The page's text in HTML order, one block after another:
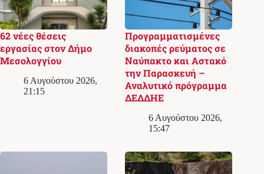
62 νέες θέσεις
εργασίας στον Δήμο
Μεσολογγίου
6 Αυγούστου 2026,
21:15
Προγραμματισμένες
διακοπές ρεύματος σε
Ναύπακτο και Αστακό
την Παρασκευή –
Αναλυτικό πρόγραμμα
ΔΕΔΔΗΕ
6 Αυγούστου 2026,
15:47